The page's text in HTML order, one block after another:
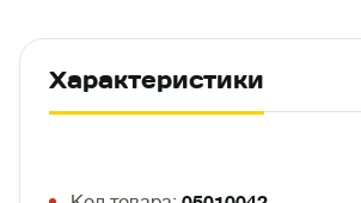
Характеристики